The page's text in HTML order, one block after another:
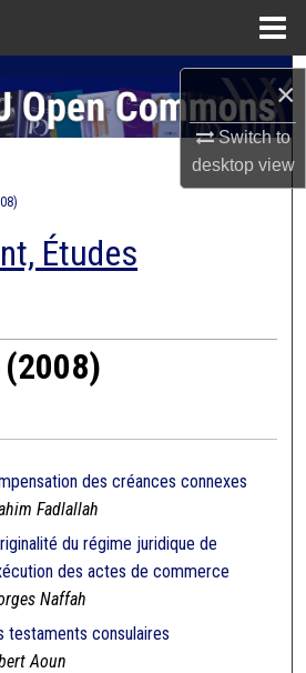
×
Switch to
desktopview
Collections
My Account
About
Network™
Études
des créances connexes
Fadlallah
du régime juridique de
des actes de commerce
Naffah
testaments consulaires
Aoun